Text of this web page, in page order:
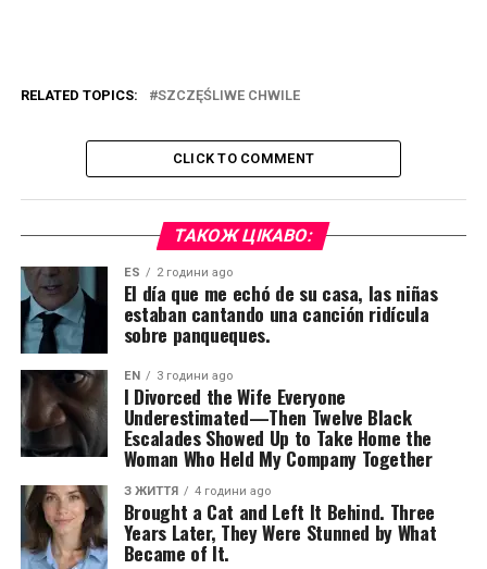
RELATED TOPICS: SZCZĘŚLIWE CHWILE
CLICK TO COMMENT
ТАКОЖ ЦІКАВО:
ES 2 години ago
El día que me echó de su casa, las niñas
estaban cantando una canción ridícula
sobre panqueques.
EN 3 години ago
I Divorced the Wife Everyone
Underestimated—Then Twelve Black
Escalades Showed Up to Take Home the
Woman Who Held My Company Together
З ЖИТТЯ 4 години ago
Brought a Cat and Left It Behind. Three
Years Later, They Were Stunned by What
Became of It.